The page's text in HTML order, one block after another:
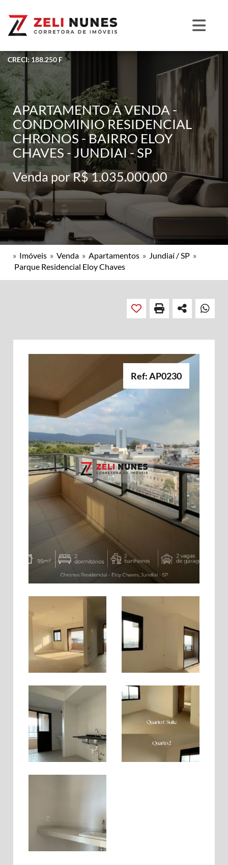
CRECI: 188.250 F
APARTAMENTO À VENDA -
CONDOMINIO RESIDENCIAL
CHRONOS - BAIRRO ELOY
CHAVES - JUNDIAI - SP
Venda por R$ 1.035.000,00
» Imóveis » Venda » Apartamentos » Jundiaí / SP »
Parque Residencial Eloy Chaves
Ref: AP0230